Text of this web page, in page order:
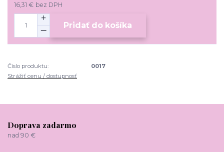
16,31 € bez DPH
Pridať do košíka
Číslo produktu:
0017
Strážiť cenu / dostupnosť
Doprava zadarmo
nad 90 €